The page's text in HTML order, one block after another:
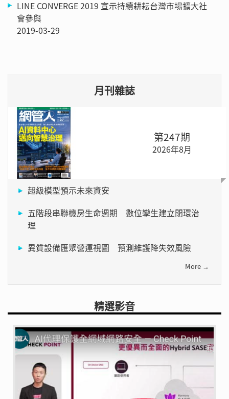
LINE CONVERGE 2019 宣示持續耕耘台灣市場擴大社
會參與
2019-03-29
月刊雜誌
第247期
2026年8月
超級模型預示未來資安
五階段串聯機房生命週期 數位孿生建立閉環治
理
異質設備匯聚營運視圖 預測維護降失效風險
More →
精選影音